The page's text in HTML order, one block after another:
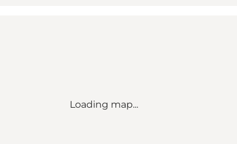
Loading map...